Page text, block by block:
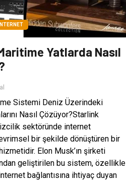
Yatlarda Nasıl
Sistemi Deniz Üzerindeki
Nasıl Çözüyor?Starlink
sektöründe internet
bir şekilde dönüştüren bir
Elon Musk’ın şirketi
geliştirilen bu sistem, özellikle
bağlantısına ihtiyaç duyan